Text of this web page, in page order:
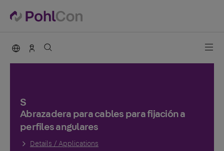
PohlCon international
Vertrieb Deutschland
S
Abrazadera para cables para fijación a
perfiles angulares
Details / Applications